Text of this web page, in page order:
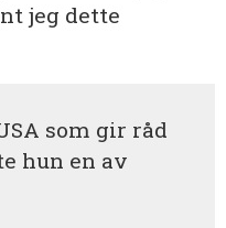
jeg dette
som gir råd
hun en av